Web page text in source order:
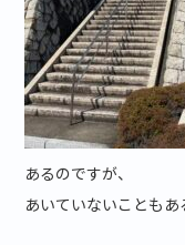
あるのですが、
あいていないこともあ